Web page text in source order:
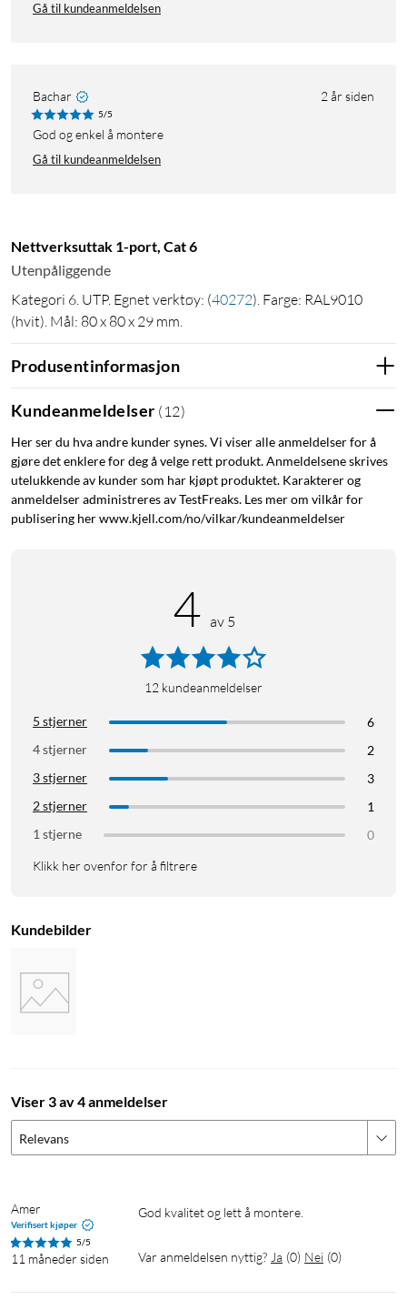
Gå til kundeanmeldelsen
Bachar 2 år siden
5/5
God og enkel å montere
Gå til kundeanmeldelsen
Nettverksuttak 1-port, Cat 6
Utenpåliggende
Kategori 6. UTP. Egnet verktøy: (40272). Farge: RAL9010
(hvit). Mål: 80 x 80 x 29 mm.
Produsentinformasjon
Kundeanmeldelser ( 12)
Her ser du hva andre kunder synes. Vi viser alle anmeldelser for å
gjøre det enklere for deg å velge rett produkt. Anmeldelsene skrives
utelukkende av kunder som har kjøpt produktet. Karakterer og
anmeldelser administreres av TestFreaks. Les mer om vilkår for
publisering her www.kjell.com/no/vilkar/kundeanmeldelser
4 av 5
12 kundeanmeldelser
5 stjerner
6
4 stjerner
2
3 stjerner
3
2 stjerner
1
1 stjerne
0
Klikk her ovenfor for å filtrere
Kundebilder
Viser 3 av 4 anmeldelser
Relevans
Amer
Verifisert kjøper
5/5
11 måneder siden
God kvalitet og lett å montere.
Var anmeldelsen nyttig? Ja (0) Nei (0)